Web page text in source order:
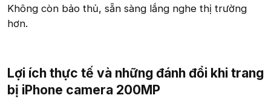
Không còn bảo thủ, sẵn sàng lắng nghe thị trường
hơn.
Lợi ích thực tế và những đánh đổi khi trang
bị iPhone camera 200MP​